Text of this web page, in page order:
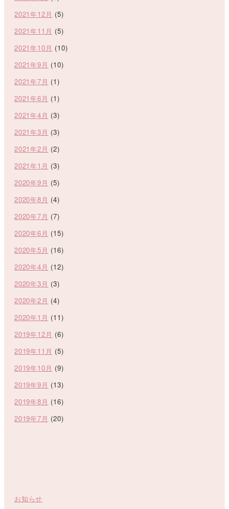
2021年12月 (5)
2021年11月 (5)
2021年10月 (10)
2021年9月 (10)
2021年7月 (1)
2021年6月 (1)
2021年4月 (3)
2021年3月 (3)
2021年2月 (2)
2021年1月 (3)
2020年9月 (5)
2020年8月 (4)
2020年7月 (7)
2020年6月 (15)
2020年5月 (16)
2020年4月 (12)
2020年3月 (3)
2020年2月 (4)
2020年1月 (11)
2019年12月 (6)
2019年11月 (5)
2019年10月 (9)
2019年9月 (13)
2019年8月 (16)
2019年7月 (20)
お知らせ